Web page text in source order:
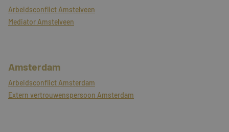
Arbeidsconflict Amstelveen
Mediator Amstelveen
Amsterdam
Arbeidsconflict Amsterdam
Extern vertrouwenspersoon Amsterdam